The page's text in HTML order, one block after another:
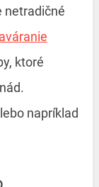
netradičné
ktoré
napríklad